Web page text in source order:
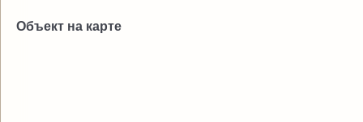
Объект на карте